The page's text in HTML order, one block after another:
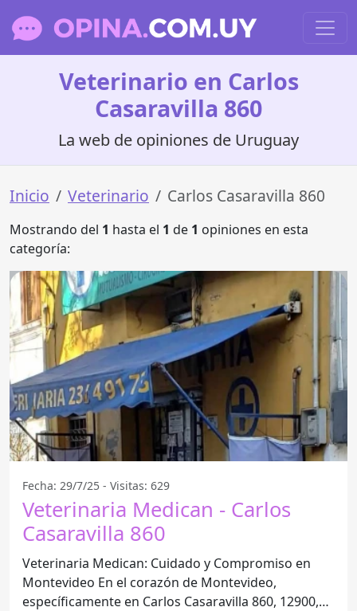
Veterinario en Carlos
Casaravilla 860
La web de opiniones de Uruguay
Inicio Veterinario Carlos Casaravilla 860
Mostrando del 1 hasta el 1 de 1 opiniones en esta
categoría:
Fecha: 29/7/25 - Visitas: 629
Veterinaria Medican - Carlos
Casaravilla 860
Veterinaria Medican: Cuidado y Compromiso en
Montevideo En el corazón de Montevideo,
específicamente en Carlos Casaravilla 860, 12900,